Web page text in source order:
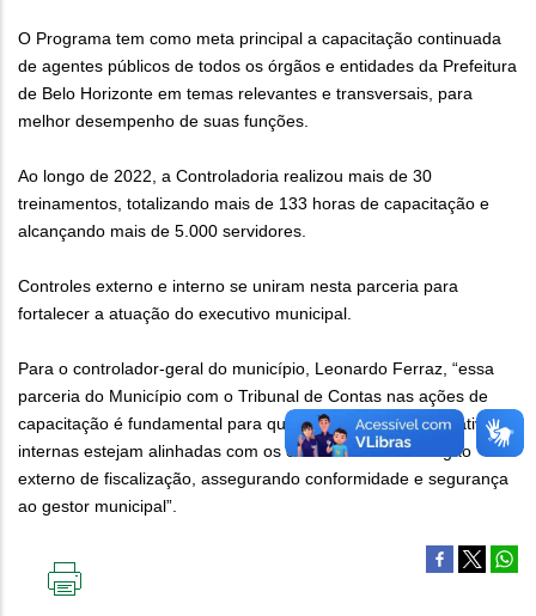
O Programa tem como meta principal a capacitação continuada
de agentes públicos de todos os órgãos e entidades da Prefeitura
de Belo Horizonte em temas relevantes e transversais, para
melhor desempenho de suas funções.
Ao longo de 2022, a Controladoria realizou mais de 30
treinamentos, totalizando mais de 133 horas de capacitação e
alcançando mais de 5.000 servidores.
Controles externo e interno se uniram nesta parceria para
fortalecer a atuação do executivo municipal.
Para o controlador-geral do município, Leonardo Ferraz, “essa
parceria do Município com o Tribunal de Contas nas ações de
capacitação é fundamental para que as práticas administrativas
internas estejam alinhadas com os entendimentos do órgão
externo de fiscalização, assegurando conformidade e segurança
ao gestor municipal”.